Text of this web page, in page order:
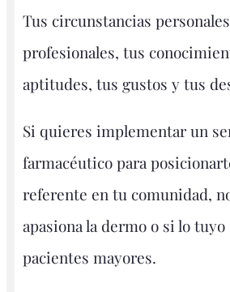
Tus circunstancias
profesionales, tus
aptitudes, tus gustos y tus
Si quieres implementar un
farmacéutico para
referente en tu comunidad,
apasiona la dermo o si lo tuyo
pacientes mayores.